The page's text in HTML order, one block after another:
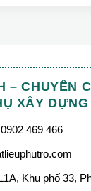
– CHUYÊN
XÂY
0902 469 466
Khu phố 33,